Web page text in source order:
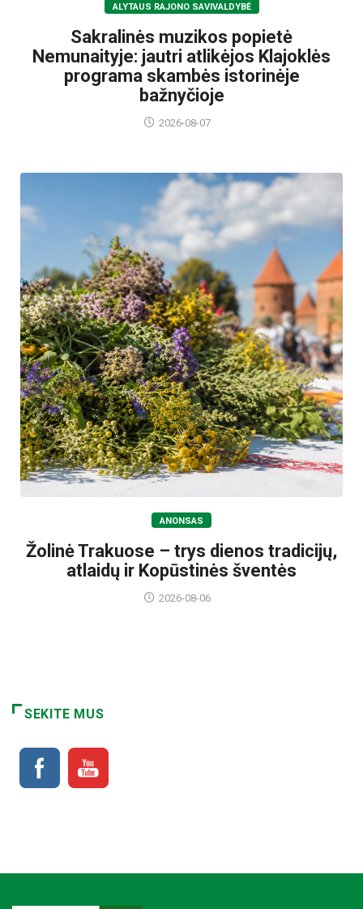
ALYTAUS RAJONO SAVIVALDYBĖ
Sakralinės muzikos popietė
Nemunaityje: jautri atlikėjos Klajoklės
programa skambės istorinėje
bažnyčioje
2026-08-07
ANONSAS
Žolinė Trakuose – trys dienos tradicijų,
atlaidų ir Kopūstinės šventės
2026-08-06
SEKITE MUS